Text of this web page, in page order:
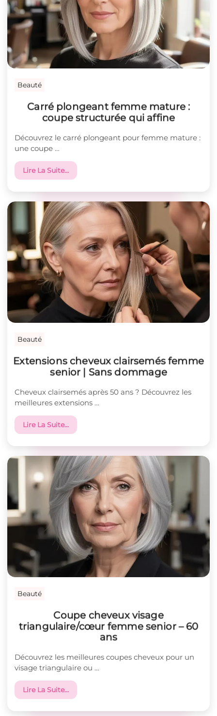
Beauté
Carré plongeant femme mature :
coupe structurée qui affine
Découvrez le carré plongeant pour femme mature :
une coupe …
Lire La Suite…
Beauté
Extensions cheveux clairsemés femme
senior | Sans dommage
Cheveux clairsemés après 50 ans ? Découvrez les
meilleures extensions …
Lire La Suite…
Beauté
Coupe cheveux visage
triangulaire/cœur femme senior – 60
ans
Découvrez les meilleures coupes cheveux pour un
visage triangulaire ou …
Lire La Suite…